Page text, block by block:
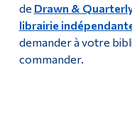
de Drawn &
librairie
demander à votre
commander.